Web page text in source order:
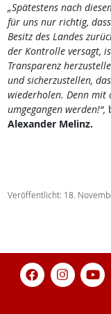
„Spätestens nach
für uns nur richtig,
Besitz des Landes
der Kontrolle versagt,
Transparenz
und sicherzustellen,
wiederholen. Denn mit
umgegangen werden!“,
Alexander Melinz.
Veröffentlicht: 18.